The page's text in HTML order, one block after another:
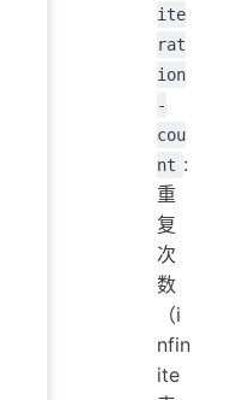
ite
rat
ion
-
cou
nt :
重
复
次
数
（i
nfin
ite